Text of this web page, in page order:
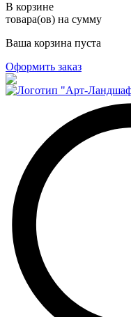
В корзине
товара(ов) на сумму
Ваша корзина пуста
Оформить заказ